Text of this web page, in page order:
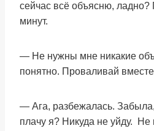
сейчас всё объясню, ладно?
минут.
— Не нужны мне никакие
понятно. Проваливай
— Ага, разбежалась. Забыла,
плачу я? Никуда не уйду. Не